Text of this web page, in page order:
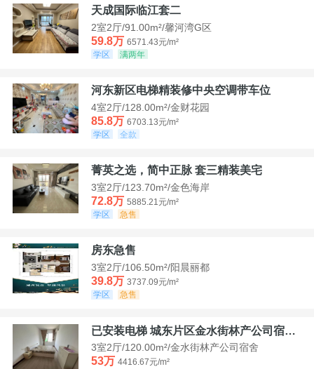
天成国际临江套二
2室2厅/91.00m²/馨河湾G区
59.8万 6571.43元/m²
学区
满两年
河东新区电梯精装修中央空调带车位
4室2厅/128.00m²/金财花园
85.8万 6703.13元/m²
学区
全款
菁英之选，简中正脉 套三精装美宅
3室2厅/123.70m²/金色海岸
72.8万 5885.21元/m²
学区
急售
房东急售
3室2厅/106.50m²/阳晨丽都
39.8万 3737.09元/m²
学区
急售
已安装电梯 城东片区金水街林产公司宿舍套三可看江景
3室2厅/120.00m²/金水街林产公司宿舍
53万 4416.67元/m²